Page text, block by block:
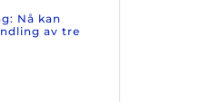
Nå kan
av tre